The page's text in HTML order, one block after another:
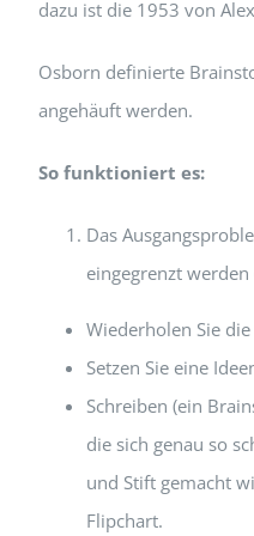
dazu ist die 1953 von
Osborn definierte
angehäuft werden.
So funktioniert es:
Das
eingegrenzt
Wiederholen Sie
Setzen Sie eine
Schreiben (ein
die sich genau so
und Stift gemacht
Flipchart.